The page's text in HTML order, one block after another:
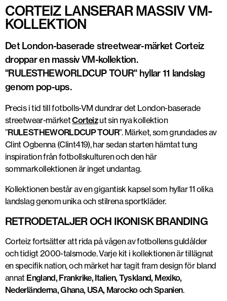
CORTEIZ LANSERAR MASSIV VM-
KOLLEKTION
Det London-baserade streetwear-märket Corteiz
droppar en massiv VM-kollektion.
"RULESTHEWORLDCUP TOUR" hyllar 11 landslag
genom pop-ups.
Precis i tid till fotbolls-VM dundrar det London-baserade
streetwear-märketCorteizut sin nya kollektion
”RULESTHEWORLDCUP TOUR”. Märket, som grundades av
Clint Ogbenna (Clint419), har sedan starten hämtat tung
inspiration från fotbollskulturen och den här
sommarkollektionen är inget undantag.
Kollektionen består av en gigantisk kapsel som hyllar 11 olika
landslag genom unika och stilrena sportkläder.
RETRODETALJER OCH IKONISK BRANDING
Corteiz fortsätter att rida på vågen av fotbollens guldålder
och tidigt 2000-talsmode. Varje kit i kollektionen är tillägnat
en specifik nation, och märket har tagit fram design för bland
annat England, Frankrike, Italien, Tyskland, Mexiko,
Nederländerna, Ghana, USA, Marocko och Spanien.